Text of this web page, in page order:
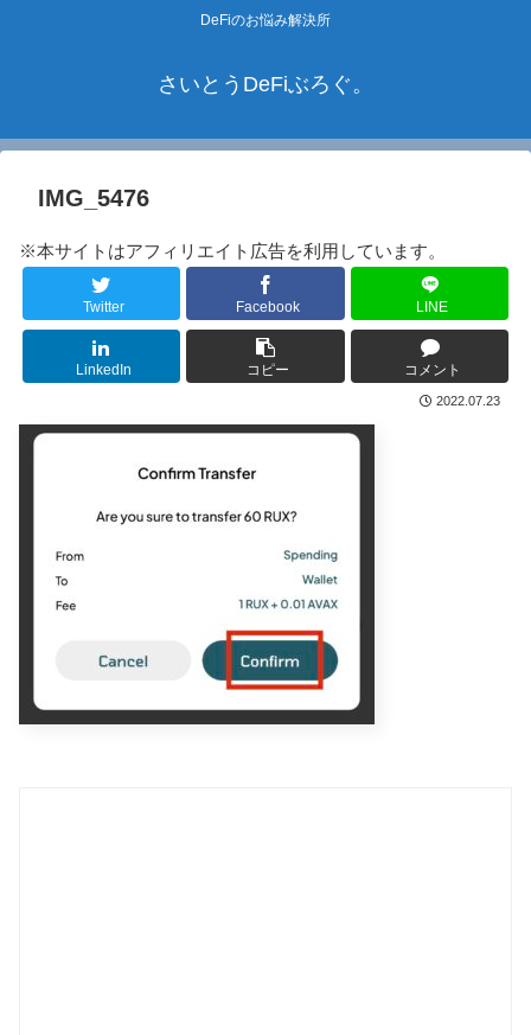
DeFiのお悩み解決所
さいとうDeFiぶろぐ。
IMG_5476
※本サイトはアフィリエイト広告を利用しています。
Twitter Facebook LINE
LinkedIn コピー コメント
2022.07.23